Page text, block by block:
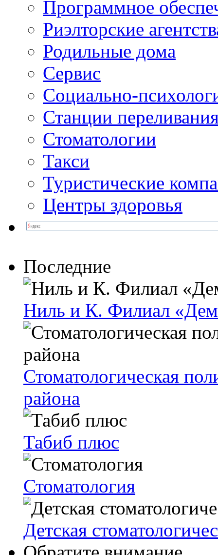
Программное
Риэлторские
Родильные дома
Сервис
Социально-
Станции
Стоматологии
Такси
Туристические
Центры здоровья
Последние
Ниль и К. Филиал
Стоматологическая
района
Табиб плюс
Стоматология
Детская